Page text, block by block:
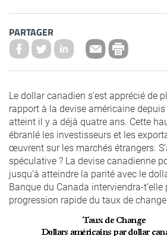
PARTAGER
Le dollar canadien s’est apprécié de
rapport à la devise américaine
atteint il y a déjà quatre ans. Cette
ébranlé les investisseurs et les
œuvrent sur les marchés étrangers.
spéculative ? La devise canadienne
jusqu’à atteindre la parité avec le
Banque du Canada interviendra-
progression rapide du taux de